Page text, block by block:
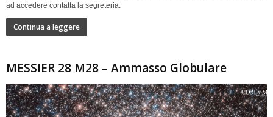
ad accedere contatta la segreteria.
Continua a leggere
MESSIER 28 M28 – Ammasso Globulare